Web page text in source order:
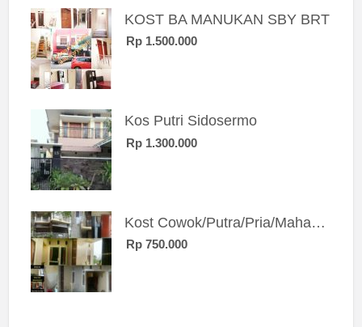
KOST BA MANUKAN SBY BRT
Rp 1.500.000
Kos Putri Sidosermo
Rp 1.300.000
Kost Cowok/Putra/Pria/Mahasiswa/Karyawan SIngle eksklusif bangunan baru
Rp 750.000